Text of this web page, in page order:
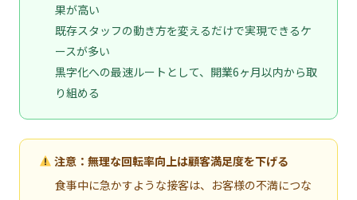
果が高い
既存スタッフの動き方を変えるだけで実現できるケ
ースが多い
黒字化への最速ルートとして、開業6ヶ月以内から取
り組める
注意：無理な回転率向上は顧客満足度を下げる
食事中に急かすような接客は、お客様の不満につな